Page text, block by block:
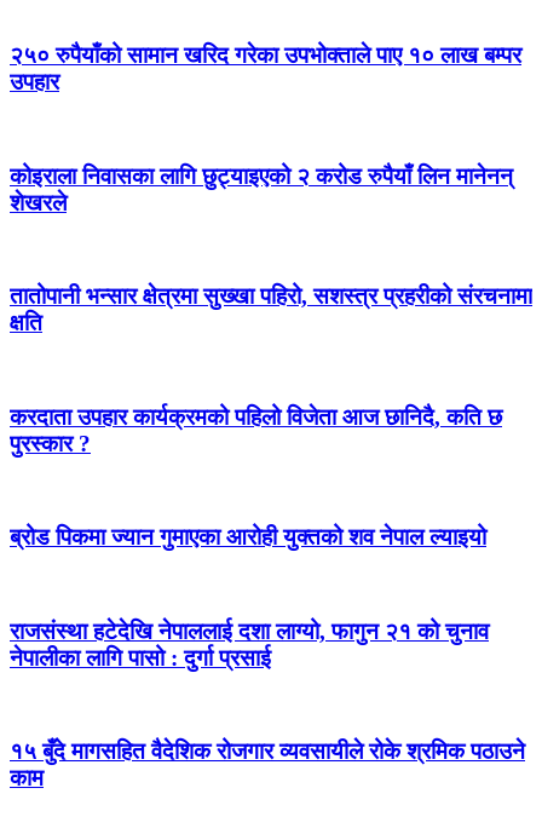
२५० रुपैयाँको सामान खरिद गरेका उपभोक्ताले पाए १० लाख बम्पर
उपहार
कोइराला निवासका लागि छुट्याइएको २ करोड रुपैयाँ लिन मानेनन्
शेखरले
तातोपानी भन्सार क्षेत्रमा सुख्खा पहिरो, सशस्त्र प्रहरीको संरचनामा
क्षति
करदाता उपहार कार्यक्रमको पहिलो विजेता आज छानिदै, कति छ
पुरस्कार ?
ब्रोड पिकमा ज्यान गुमाएका आरोही युक्तको शव नेपाल ल्याइयो
राजसंस्था हटेदेखि नेपाललाई दशा लाग्यो, फागुन २१ को चुनाव
नेपालीका लागि पासो : दुर्गा प्रसाई
१५ बुँदे मागसहित वैदेशिक रोजगार व्यवसायीले रोके श्रमिक पठाउने
काम